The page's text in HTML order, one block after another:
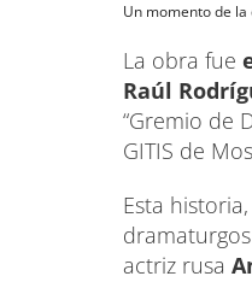
Un momento de
La obra fue
Raúl
“Gremio de
GITIS de
Esta
actriz rusa